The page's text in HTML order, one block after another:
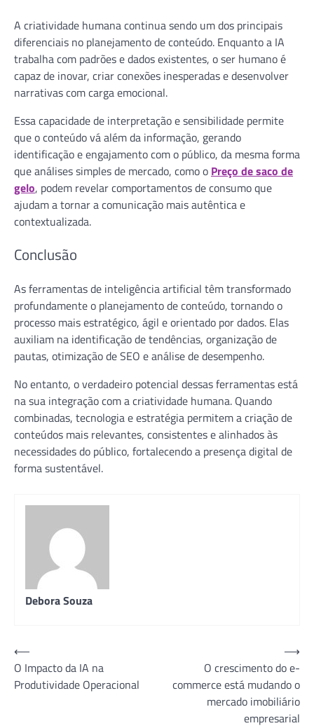
A criatividade humana continua sendo um dos principais
diferenciais no planejamento de conteúdo. Enquanto a IA
trabalha com padrões e dados existentes, o ser humano é
capaz de inovar, criar conexões inesperadas e desenvolver
narrativas com carga emocional.
Essa capacidade de interpretação e sensibilidade permite
que o conteúdo vá além da informação, gerando
identificação e engajamento com o público, da mesma forma
que análises simples de mercado, como o Preço de saco de
gelo, podem revelar comportamentos de consumo que
ajudam a tornar a comunicação mais autêntica e
contextualizada.
Conclusão
As ferramentas de inteligência artificial têm transformado
profundamente o planejamento de conteúdo, tornando o
processo mais estratégico, ágil e orientado por dados. Elas
auxiliam na identificação de tendências, organização de
pautas, otimização de SEO e análise de desempenho.
No entanto, o verdadeiro potencial dessas ferramentas está
na sua integração com a criatividade humana. Quando
combinadas, tecnologia e estratégia permitem a criação de
conteúdos mais relevantes, consistentes e alinhados às
necessidades do público, fortalecendo a presença digital de
forma sustentável.
Debora Souza
Navegação
de
Post
⟵
O Impacto da IA na
Produtividade Operacional
O crescimento do e-
commerce está mudando o
mercado imobiliário
empresarial
⟶